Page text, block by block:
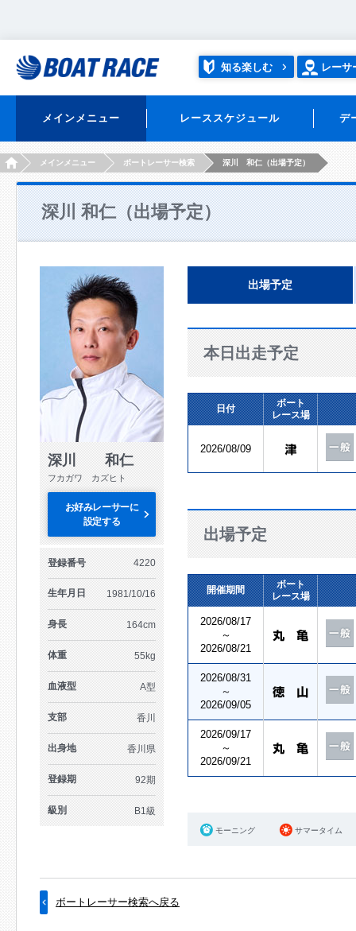
知る楽しむ レーサ
メインメニュー レーススケジュール デ
HOMEメインメニュー ボートレーサー検索 深川 和仁（出場予定）
深川 和仁（出場予定）
深川 和仁
フカガワ カズヒト
お好みレーサーに
設定する
登録番号 4220
生年月日 1981/10/16
身長 164cm
体重 55kg
血液型 A型
支部 香川
出身地 香川県
登録期 92期
級別 B1級
出場予定
本日出走予定
日付
ボート
レース場
2026/08/09
出場予定
開催期間
ボート
レース場
2026/08/17
～
2026/08/21
2026/08/31
～
2026/09/05
2026/09/17
～
2026/09/21
モーニング サマータイム
ボートレーサー検索へ戻る